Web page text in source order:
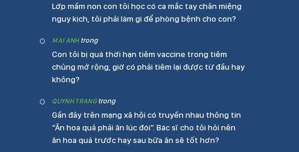
Lớp mầm non con tôi học có ca mắc tay chân miệng
nguy kịch, tôi phải làm gì để phòng bệnh cho con?
MAI ANHtrong
Con tôi bị quá thời hạn tiêm vaccine trong tiêm
chủng mở rộng, giờ có phải tiêm lại được từ đầu hay
không?
QUYNH TRANGtrong
Gần đây trên mạng xã hội có truyền nhau thông tin
“Ăn hoa quả phải ăn lúc đói”. Bác sĩ cho tôi hỏi nên
ăn hoa quả trước hay sau bữa ăn sẽ tốt hơn?